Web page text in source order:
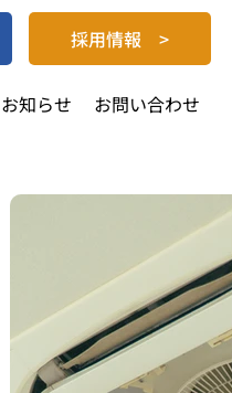
採用情報 >
お知らせ お問い合わせ